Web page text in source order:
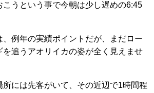
うという事で今朝は少し遅めの6:45
例年の実績ポイントだが、まだロー
を追うアオリイカの姿が全く見えませ
には先客がいて、その近辺で1時間程